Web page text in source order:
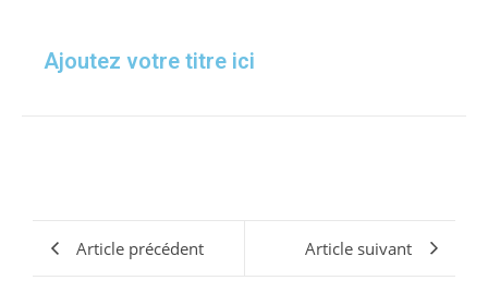
Ajoutez votre titre ici
Article précédent Article suivant